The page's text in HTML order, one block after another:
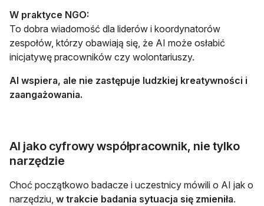
W praktyce NGO:
To dobra wiadomość dla liderów i koordynatorów
zespołów, którzy obawiają się, że AI może osłabić
inicjatywę pracowników czy wolontariuszy.
AI wspiera, ale nie zastępuje ludzkiej kreatywności i
zaangażowania.
AI jako cyfrowy współpracownik, nie tylko
narzędzie
Choć początkowo badacze i uczestnicy mówili o AI jak o
narzędziu, w trakcie badania sytuacja się zmieniła.